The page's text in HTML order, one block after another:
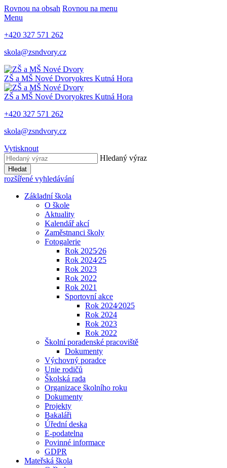
Rovnou na obsah Rovnou na menu
Menu
+420 327 571 262
skola@zsndvory.cz
ZŠ a MŠ Nové Dvoryokres Kutná Hora
ZŠ a MŠ Nové Dvoryokres Kutná Hora
+420 327 571 262
skola@zsndvory.cz
Vytisknout
Hledaný výraz
Hledat
rozšířené vyhledávání
Základní škola
O škole
Aktuality
Kalendář akcí
Zaměstnanci školy
Fotogalerie
Rok 2025⁄26
Rok 2024⁄25
Rok 2023
Rok 2022
Rok 2021
Sportovní akce
Rok 2024⁄2025
Rok 2024
Rok 2023
Rok 2022
Školní poradenské pracoviště
Dokumenty
Výchovný poradce
Unie rodičů
Školská rada
Organizace školního roku
Dokumenty
Projekty
Bakaláři
Úřední deska
E-podatelna
Povinné informace
GDPR
Mateřská škola